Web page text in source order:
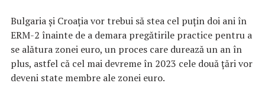
Bulgaria şi Croaţia vor trebui să stea cel puţin doi ani în
ERM-2 înainte de a demara pregătirile practice pentru a
se alătura zonei euro, un proces care durează un an în
plus, astfel că cel mai devreme în 2023 cele două ţări vor
deveni state membre ale zonei euro.